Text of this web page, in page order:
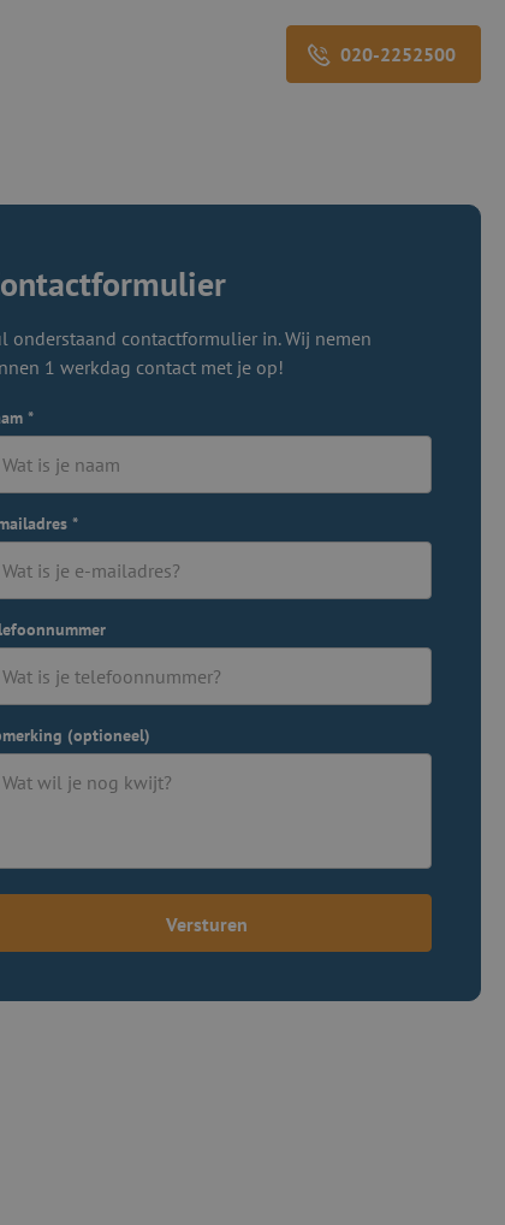
020-2252500
onderstaand contactformulier in. Wij nemen
1 werkdag contact met je op!
*
*
(optioneel)
Versturen